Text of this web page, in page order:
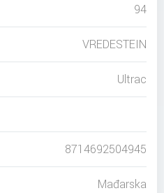
94
VREDESTEIN
Ultrac
8714692504945
Mađarska